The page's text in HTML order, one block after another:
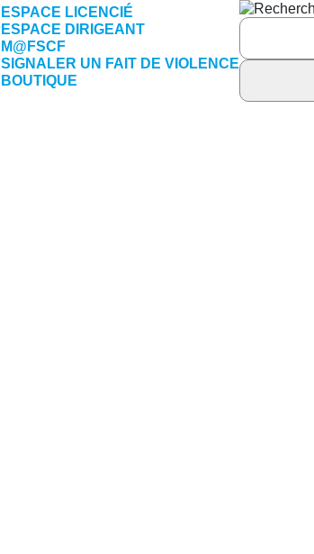
ESPACE LICENCIÉ
ESPACE DIRIGEANT
M@FSCF
SIGNALER UN FAIT DE VIOLENCE
BOUTIQUE
Rechercher :